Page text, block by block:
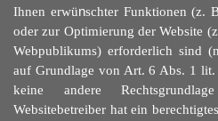
Ihnen erwünschter Funktionen (z.
oder zur Optimierung der Website
Webpublikums) erforderlich sind
auf Grundlage von Art. 6 Abs. 1
keine andere
Websitebetreiber hat ein